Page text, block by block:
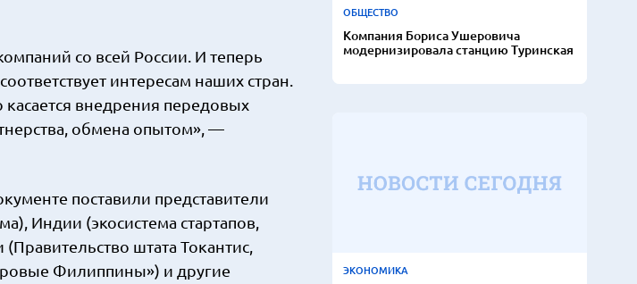
со всей России. И теперь
интересам наших стран.
внедрения передовых
обмена опытом», —
поставили представители
Индии (экосистема стартапов,
штата Токантис,
Филиппины») и другие
ОБЩЕСТВО
Компания Бориса Ушеровича
модернизировала станцию Туринская
ЭКОНОМИКА